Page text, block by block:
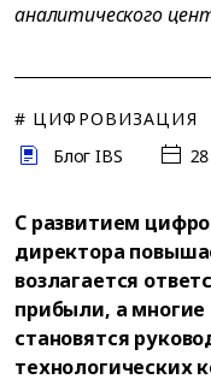
аналитического
# ЦИФРОВИЗАЦИЯ
Блог IBS
С развитием
директора
возлагается
прибыли, а многие
становятся
технологических